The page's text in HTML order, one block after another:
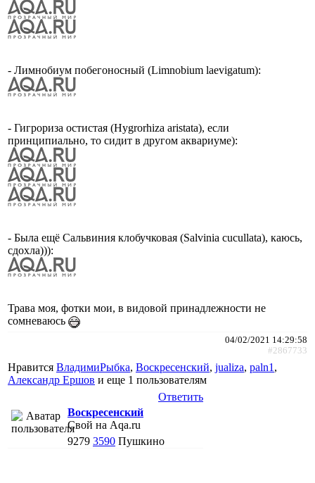
- Лимнобиум побегоносный (Limnobium laevigatum):
- Гигрориза остистая (Hygrorhiza aristata), если
принципиально, то сидит в другом аквариуме):
- Была ещё Сальвиния клобучковая (Salvinia cucullata), каюсь,
сдохла))):
Трава моя, фотки мои, в видовой принадлежности не
сомневаюсь
04/02/2021 14:29:58
#2867733
Нравится ВладимиРыбка, Воскресенский, jualiza, paln1 ,
Александр Ершов и еще 1 пользователям
Ответить
Воскресенский
Свой на Aqa.ru
9279 3590 Пушкино